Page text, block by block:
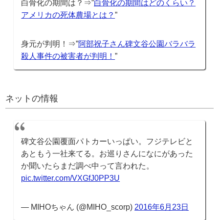
白骨化の期間は？⇒”白骨化の期間はどのくらい？
アメリカの死体農場とは？”
身元が判明！⇒”阿部祝子さん碑文谷公園バラバラ
殺人事件の被害者が判明！”
ネットの情報
碑文谷公園覆面パトカーいっぱい。フジテレビと
あともう一社来てる。お巡りさんになにがあった
か聞いたらまだ調べ中って言われた。
pic.twitter.com/VXGfJ0PP3U
— MIHOちゃん (@MIHO_scorp) 2016年6月23日